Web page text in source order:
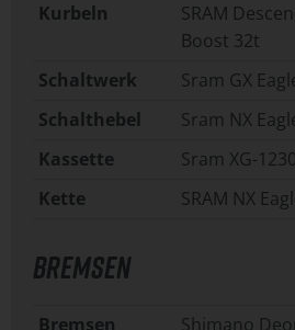
Kurbeln
SRAM
Boost 32t
Schaltwerk
Sram GX
Schalthebel
Sram NX
Kassette
Sram XG-
Kette
SRAM NX
BREMSEN
Bremsen Shimano